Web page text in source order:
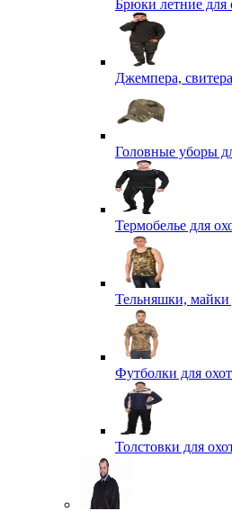
Брюки летние
Джемпера,
Головные уборы
Термобелье для
Тельняшки,
Футболки для
Толстовки для